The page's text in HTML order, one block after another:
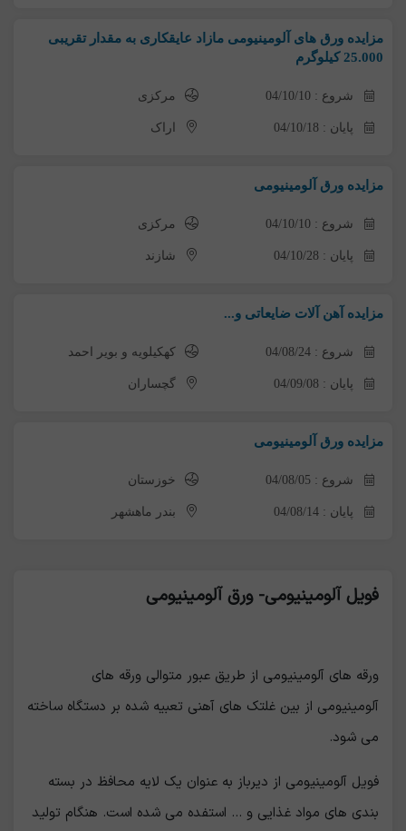
مزایده ورق های آلومینیومی مازاد عایقکاری به مقدار تقریبی
25.000 کیلوگرم
شروع : 04/10/10 مرکزی
پایان : 04/10/18 اراک
مزایده ورق آلومینیومی
شروع : 04/10/10 مرکزی
پایان : 04/10/28 شازند
مزایده آهن آلات ضایعاتی و...
شروع : 04/08/24 کهکیلویه و بویر احمد
پایان : 04/09/08 گچساران
مزایده ورق آلومینیومی
شروع : 04/08/05 خوزستان
پایان : 04/08/14 بندر ماهشهر
فویل آلومینیومی- ورق آلومینیومی
ورقه های آلومینیومی از طریق عبور متوالی ورقه های
آلومینیومی از بین غلتک های آهنی تعبیه شده بر دستگاه ساخته
می شود.
فویل آلومینیومی از دیرباز به عنوان یک لایه محافظ در بسته
بندی های مواد غذایی و ... استفده می شده است. هنگام تولید